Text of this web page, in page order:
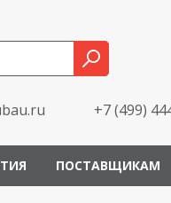
+7 (499)
ПОСТАВЩИКАМ